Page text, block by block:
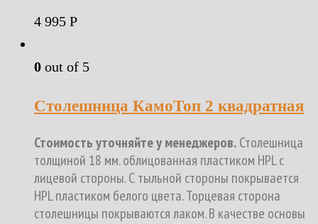
4 995 Р
0 out of 5
Столешница КамоТоп 2 квадратная
Стоимость уточняйте у менеджеров.Столешница
толщиной 18 мм. облицованная пластиком HPL с
лицевой стороны. С тыльной стороны покрывается
HPL пластиком белого цвета. Торцевая сторона
столешницы покрываются лаком. В качестве основы